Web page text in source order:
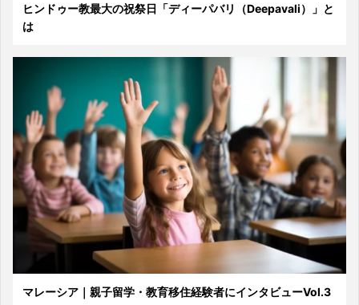
ヒンドゥー教最大の祝祭日「ディーパバリ（Deepavali）」と
は
マレーシア｜親子留学・教育移住経験者にインタビューVol.3